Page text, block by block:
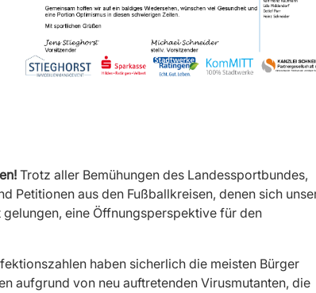
Trotz aller Bemühungen des Landessportbundes,
Petitionen aus den Fußballkreisen, denen sich
eine Öffnungsperspektive für den
haben sicherlich die meisten Bürger
aufgrund von neu auftretenden Virusmutanten, die